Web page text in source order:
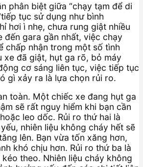
phân biệt giữa “chạy tạm để di
tục sử dụng như bình
hơi ì nhẹ, chưa rung giật nhiều
đến gara gần nhất, việc chạy
chấp nhận trong một số tình
xe đã giật, hụt ga rõ, bỏ máy
cơ sáng liên tục, việc tiếp tục
gì xảy ra là lựa chọn rủi ro.
toàn. Một chiếc xe đang hụt ga
sẽ rất nguy hiểm khi bạn cần
leo dốc. Rủi ro thứ hai là
nhiên liệu không cháy hết sẽ
lên. Bạn vừa tốn xăng hơn,
khó chịu hơn. Rủi ro thứ ba là
theo. Nhiên liệu cháy không